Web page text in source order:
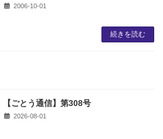
2006-10-01
続きを読む
【ごとう通信】第308号
2026-08-01